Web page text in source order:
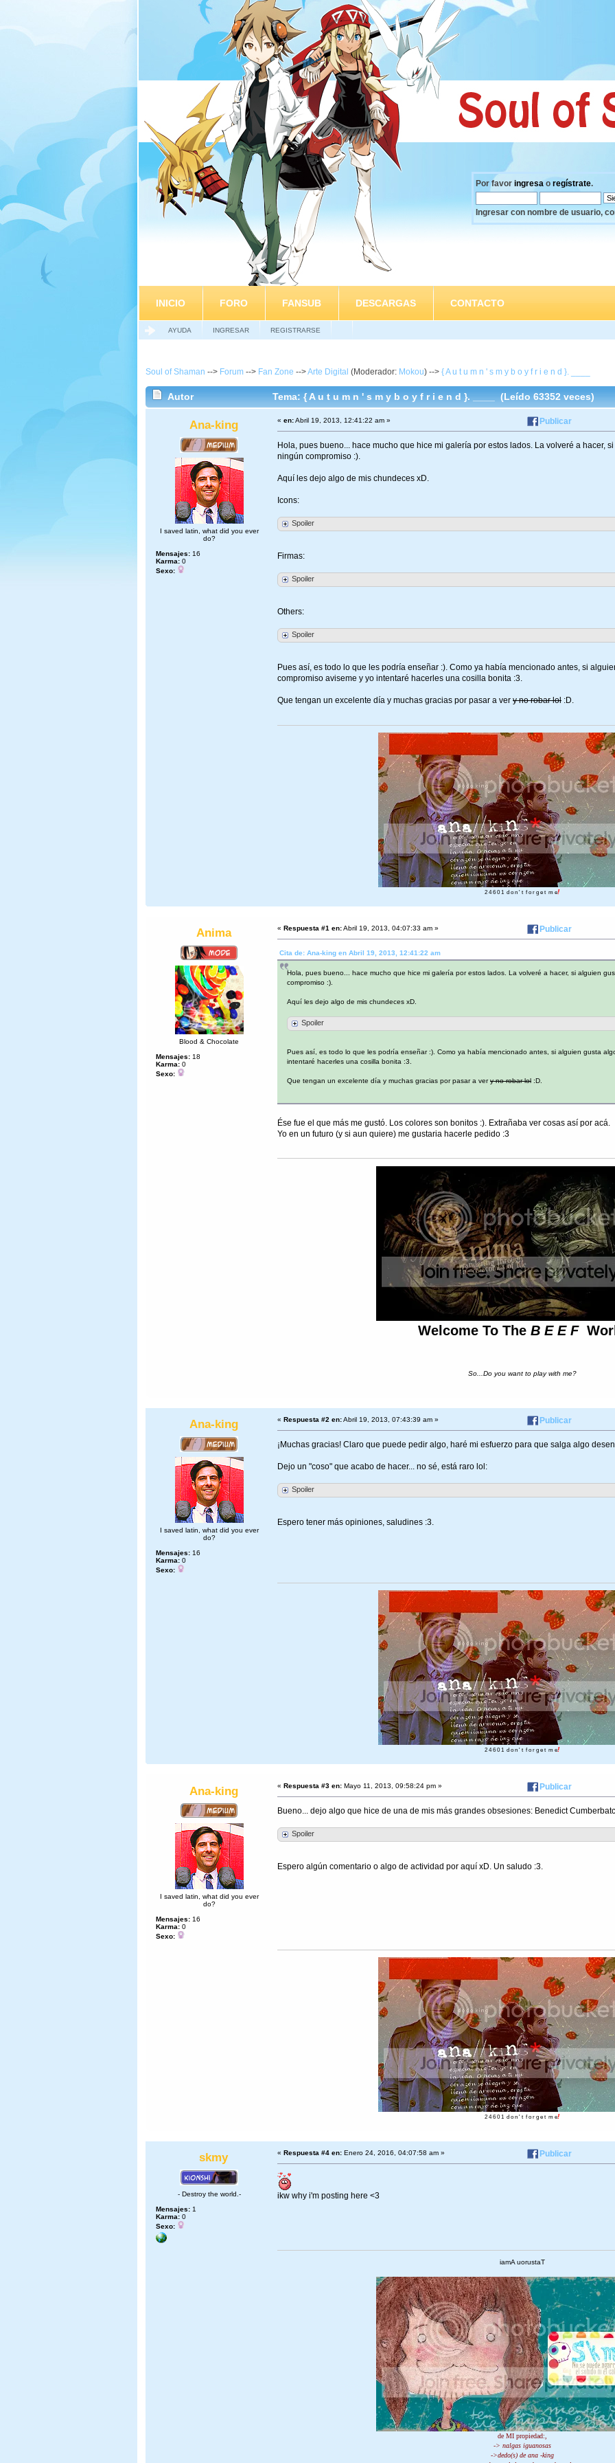
Por favor ingresa o regístrate.
Ingresar con nombre de usuario,
INICIO FORO FANSUB DESCARGAS CONTACTO
AYUDA INGRESAR REGISTRARSE
Soul of Shaman --> Forum --> Fan Zone -->Arte Digital (Moderador: Mokou) --> { A u t u m n ' s m y b o y f r i e n d }. ____
Autor Tema: { A u t u m n ' s m y b o y f r i e n d }. ____ (Leído 63352 veces)
Ana-king
I saved latin, what did you ever
do?
Mensajes: 16
Karma: 0
Sexo:
« en:Abril 19, 2013, 12:41:22 am » Publicar
Hola, pues bueno... hace mucho que hice mi galería por estos lados. La volveré a hacer,
ningún compromiso :).
Aquí les dejo algo de mis chundeces xD.
Icons:
Spoiler
Firmas:
Spoiler
Others:
Spoiler
Pues así, es todo lo que les podría enseñar :). Como ya había mencionado antes, si
compromiso aviseme y yo intentaré hacerles una cosilla bonita :3.
Que tengan un excelente día y muchas gracias por pasar a ver y no robar lol :D.
2 4 6 0 1 d o n ' t f o r g e t m e!
Anima
Blood & Chocolate
Mensajes: 18
Karma: 0
Sexo:
« Respuesta #1 en:Abril 19, 2013, 04:07:33 am » Publicar
Cita de: Ana-king en Abril 19, 2013, 12:41:22 am
Hola, pues bueno... hace mucho que hice mi galería por estos lados. La volveré a hacer, si alguien
compromiso :).
Aquí les dejo algo de mis chundeces xD.
Spoiler
Pues así, es todo lo que les podría enseñar :). Como ya había mencionado antes, si alguien gusta
intentaré hacerles una cosilla bonita :3.
Que tengan un excelente día y muchas gracias por pasar a very no robar lol :D.
Ése fue el que más me gustó. Los colores son bonitos :). Extrañaba ver cosas así por acá.
Yo en un futuro (y si aun quiere) me gustaria hacerle pedido :3
Welcome To TheB E E F
So...Do you want to play with me?
Ana-king
I saved latin, what did you ever
do?
Mensajes: 16
Karma: 0
Sexo:
« Respuesta #2 en:Abril 19, 2013, 07:43:39 am » Publicar
¡Muchas gracias! Claro que puede pedir algo, haré mi esfuerzo para que salga algo
Dejo un "coso" que acabo de hacer... no sé, está raro lol:
Spoiler
Espero tener más opiniones, saludines :3.
2 4 6 0 1 d o n ' t f o r g e t m e!
Ana-king
I saved latin, what did you ever
do?
Mensajes: 16
Karma: 0
Sexo:
« Respuesta #3 en: Mayo 11, 2013, 09:58:24 pm » Publicar
Bueno... dejo algo que hice de una de mis más grandes obsesiones: Benedict
Spoiler
Espero algún comentario o algo de actividad por aquí xD. Un saludo :3.
2 4 6 0 1 d o n ' t f o r g e t m e!
skmy
- Destroy the world.-
Mensajes: 1
Karma: 0
Sexo:
« Respuesta #4 en: Enero 24, 2016, 04:07:58 am » Publicar
ikw why i'm posting here <3
iamA uorustaT
de MI propiedad:,
-> nalgas iguanosas
->dedo(s) de ana -king